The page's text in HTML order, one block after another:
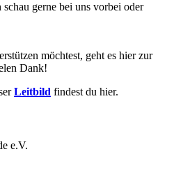
schau gerne bei uns vorbei oder
möchtest, geht es hier zur
Dank!
Leitbild findest du hier.
e.V.